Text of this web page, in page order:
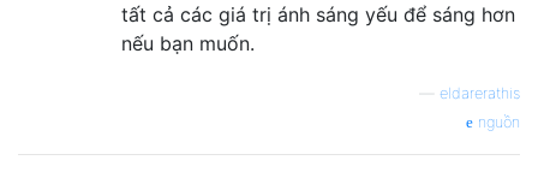
tất cả các giá trị ánh sáng yếu để sáng hơn
nếu bạn muốn.
eldarerathis
nguồn